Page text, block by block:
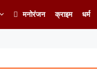
मनोरंजन क्राइम धर्म